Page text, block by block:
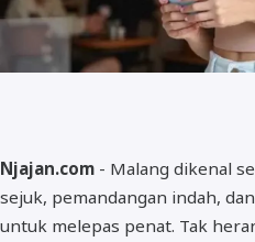
Njajan.com - Malang dikenal
sejuk, pemandangan indah,
untuk melepas penat. Tak